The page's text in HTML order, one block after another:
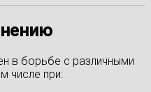
в борьбе с различными
числе при: